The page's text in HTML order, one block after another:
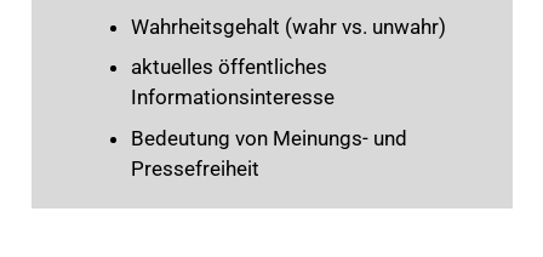
Wahrheitsgehalt (wahr vs. unwahr)
aktuelles öffentliches
Informationsinteresse
Bedeutung von Meinungs- und
Pressefreiheit